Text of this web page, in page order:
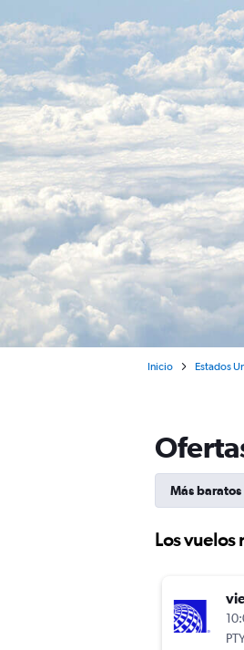
Inicio Estados
Más baratos
Los vuelos